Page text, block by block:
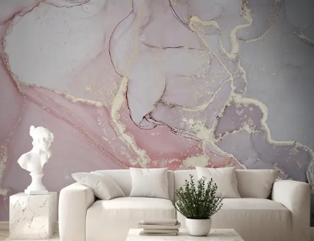
Доступни материјали
RSD
Премиум
5525.00 3315 RSD/m²
Премиум
6333.333800.00 RSD/m²
Peel and Stick